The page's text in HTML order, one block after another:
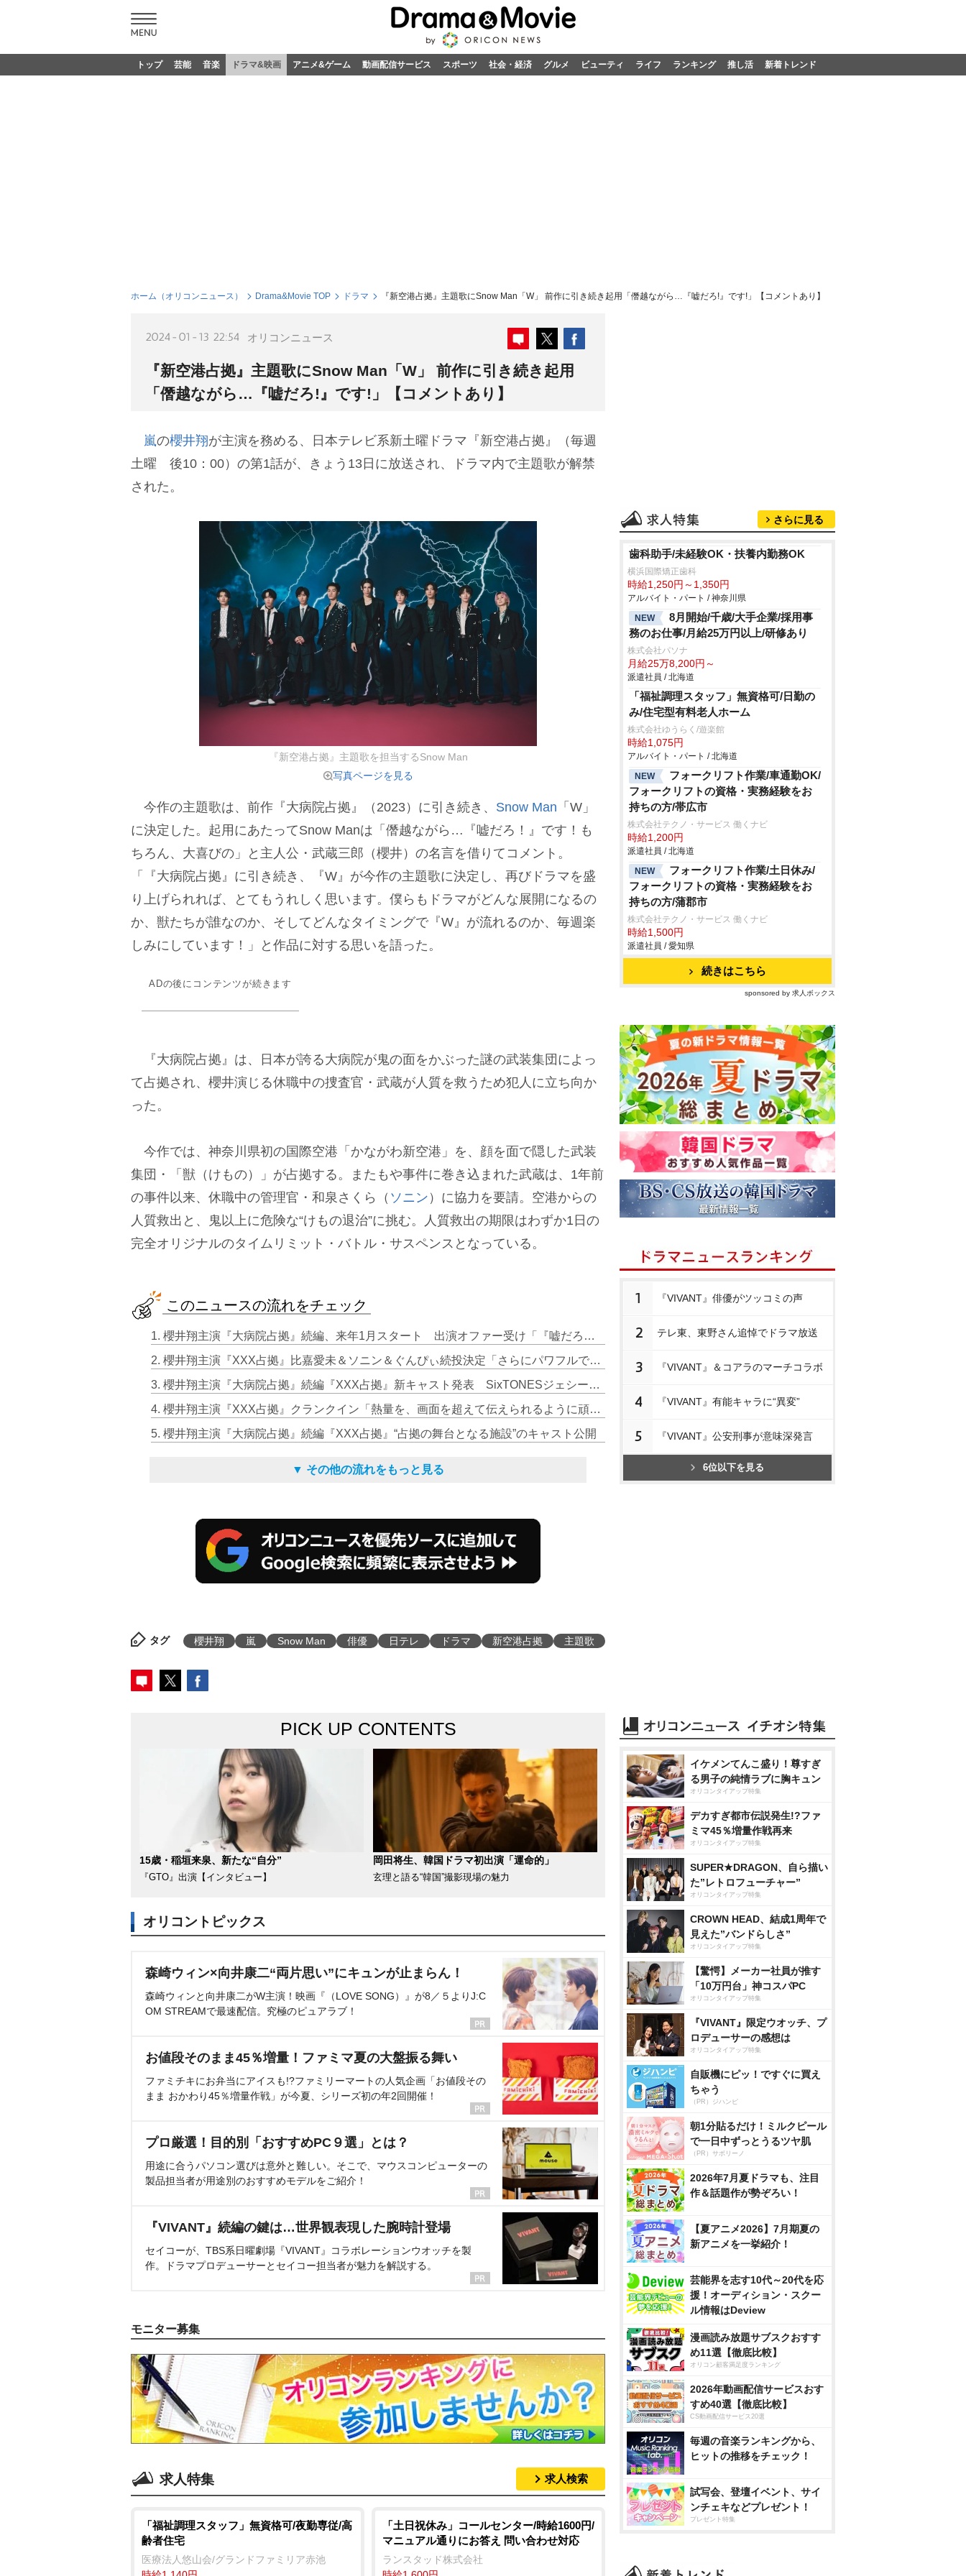
トップ 芸能 音楽 ドラマ&映画 アニメ&ゲーム 動画配信サービス スポーツ 社会・経済 グルメ ビューティ ライフ ランキング 推し活 新着トレンド
ホーム（オリコンニュース） Drama&Movie TOP ドラマ 『新空港占拠』主題歌にSnow Man「W」 前作に引き続き起用「僭越ながら…『嘘だろ!』です!」【コメントあり】
2024-01-13 22:54 オリコンニュース
『新空港占拠』主題歌にSnow Man「W」 前作に引き続き起用
「僭越ながら…『嘘だろ!』です!」【コメントあり】
嵐の櫻井翔が主演を務める、日本テレビ系新土曜ドラマ『新空港占拠』（毎週
土曜 後10：00）の第1話が、きょう13日に放送され、ドラマ内で主題歌が解禁
された。
『新空港占拠』主題歌を担当するSnow Man
写真ページを見る
今作の主題歌は、前作『大病院占拠』（2023）に引き続き、 Snow Man 「W」
に決定した。起用にあたってSnow Manは「僭越ながら…『嘘だろ！』です！も
ちろん、大喜びの」と主人公・武蔵三郎（櫻井）の名言を借りてコメント。
「『大病院占拠』に引き続き、『W』が今作の主題歌に決定し、再びドラマを盛
り上げられれば、とてもうれしく思います。僕らもドラマがどんな展開になるの
か、獣たちが誰なのか、そしてどんなタイミングで『W』が流れるのか、毎週楽
しみにしています！」と作品に対する思いを語った。
ADの後にコンテンツが続きます
『大病院占拠』は、日本が誇る大病院が鬼の面をかぶった謎の武装集団によっ
て占拠され、櫻井演じる休職中の捜査官・武蔵が人質を救うため犯人に立ち向か
った。
今作では、神奈川県初の国際空港「かながわ新空港」を、顔を面で隠した武装
集団・「獣（けもの）」が占拠する。またもや事件に巻き込まれた武蔵は、1年前
の事件以来、休職中の管理官・和泉さくら（ ソニン ）に協力を要請。空港からの
人質救出と、鬼以上に危険な“けもの退治”に挑む。人質救出の期限はわずか1日の
完全オリジナルのタイムリミット・バトル・サスペンスとなっている。
このニュースの流れをチェック
1. 櫻井翔主演『大病院占拠』続編、来年1月スタート 出演オファー受け「『嘘だろ！』と思いました（笑）」
2. 櫻井翔主演『XXX占拠』比嘉愛未＆ソニン＆ぐんぴぃ続投決定「さらにパワフルで緊張感ある作品になっていく」
3. 櫻井翔主演『大病院占拠』続編『XXX占拠』新キャスト発表 SixTONESジェシーが謎の男役
4. 櫻井翔主演『XXX占拠』クランクイン「熱量を、画面を超えて伝えられるように頑張っていきたい」
5. 櫻井翔主演『大病院占拠』続編『XXX占拠』“占拠の舞台となる施設”のキャスト公開
▼ その他の流れをもっと見る
タグ 櫻井翔 嵐 Snow Man 俳優 日テレ ドラマ 新空港占拠 主題歌
PICK UP CONTENTS
15歳・稲垣来泉、新たな“自分”
『GTO』出演【インタビュー】
岡田将生、韓国ドラマ初出演「運命的」
玄理と語る“韓国”撮影現場の魅力
オリコントピックス
森崎ウィン×向井康二“両片思い”にキュンが止まらん！
森崎ウィンと向井康二がW主演！映画『（LOVE SONG）』が8／５よりJ:C
OM STREAMで最速配信。究極のピュアラブ！
お値段そのまま45％増量！ファミマ夏の大盤振る舞い
ファミチキにお弁当にアイスも!?ファミリーマートの人気企画「お値段その
まま おかわり45％増量作戦」が今夏、シリーズ初の年2回開催！
プロ厳選！目的別「おすすめPC９選」とは？
用途に合うパソコン選びは意外と難しい。そこで、マウスコンピューターの
製品担当者が用途別のおすすめモデルをご紹介！
『VIVANT』続編の鍵は…世界観表現した腕時計登場
セイコーが、TBS系日曜劇場『VIVANT』コラボレーションウオッチを製
作。ドラマプロデューサーとセイコー担当者が魅力を解説する。
モニター募集
求人特集 求人検索
「福祉調理スタッフ」無資格可/夜勤専従/高
齢者住宅
医療法人悠山会/グランドファミリア赤池
「土日祝休み」コールセンター/時給1600円/
マニュアル通りにお答え 問い合わせ対応
ランスタッド株式会社
さらに見る
歯科助手/未経験OK・扶養内勤務OK
横浜国際矯正歯科
時給1,250円～1,350円
アルバイト・パート / 神奈川県
NEW
8月開始/千歳/大手企業/採用事
務のお仕事/月給25万円以上/研修あり
株式会社パソナ
月給25万8,200円～
派遣社員 / 北海道
「福祉調理スタッフ」無資格可/日勤の
み/住宅型有料老人ホーム
株式会社ゆうらく/遊楽館
時給1,075円
アルバイト・パート / 北海道
NEW
フォークリフト作業/車通勤OK/
フォークリフトの資格・実務経験をお
持ちの方/帯広市
株式会社テクノ・サービス 働くナビ
時給1,200円
派遣社員 / 北海道
NEW
フォークリフト作業/土日休み/
フォークリフトの資格・実務経験をお
持ちの方/蒲郡市
株式会社テクノ・サービス 働くナビ
時給1,500円
派遣社員 / 愛知県
続きはこちら
sponsored by 求人ボックス
1 『VIVANT』俳優がツッコミの声
2 テレ東、東野さん追悼でドラマ放送
3 『VIVANT』＆コアラのマーチコラボ
4 『VIVANT』有能キャラに“異変”
5 『VIVANT』公安刑事が意味深発言
6位以下を見る
イケメンてんこ盛り！尊すぎ
る男子の純情ラブに胸キュン
オリコンタイアップ特集
デカすぎ都市伝説発生!?ファ
ミマ45％増量作戦再来
オリコンタイアップ特集
SUPER★DRAGON、自ら描い
た”レトロフューチャー”
オリコンタイアップ特集
CROWN HEAD、結成1周年で
見えた”バンドらしさ”
オリコンタイアップ特集
【驚愕】メーカー社員が推す
「10万円台」神コスパPC
オリコンタイアップ特集
『VIVANT』限定ウオッチ、プ
ロデューサーの感想は
オリコンタイアップ特集
自販機にピッ！ですぐに買え
ちゃう
（PR）ジハンピ
朝1分貼るだけ！ミルクピール
で一日中ずっとうるツヤ肌
（PR）サボリーノ
2026年7月夏ドラマも、注目
作＆話題作が勢ぞろい！
【夏アニメ2026】7月期夏の
新アニメを一挙紹介！
芸能界を志す10代～20代を応
援！オーディション・スクー
ル情報はDeview
漫画読み放題サブスクおすす
め11選【徹底比較】
オリコン顧客満足度ランキング
2026年動画配信サービスおす
すめ40選【徹底比較】
CS動画配信サービス20選
毎週の音楽ランキングから、
ヒットの推移をチェック！
試写会、登壇イベント、サイ
ンチェキなどプレゼント！
プレゼント特集